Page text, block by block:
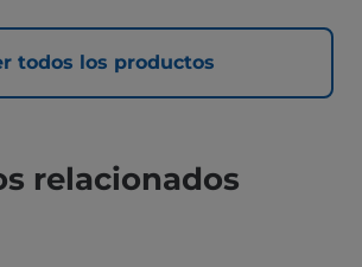
todos los productos
relacionados